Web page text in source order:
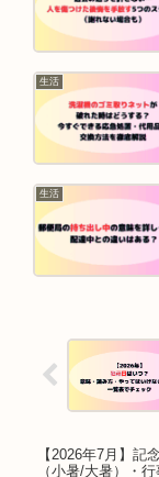
生活
生活
【2026年7月】記
（小暑/大暑）・